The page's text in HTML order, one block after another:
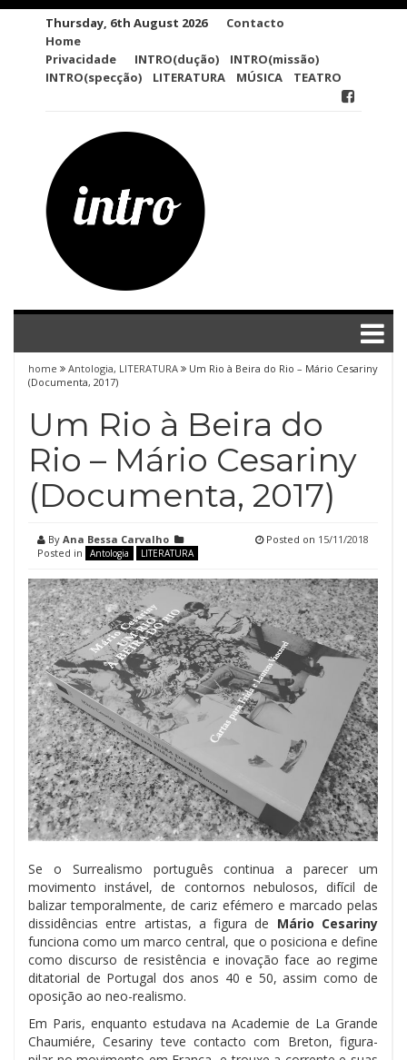
Thursday, 6th August 2026
Contacto
Home
Privacidade
INTRO(dução)
INTRO(missão)
INTRO(specção)
LITERATURA MÚSICA TEATRO
home Antologia, LITERATURA
Um Rio à Beira do Rio – Mário Cesariny
(Documenta, 2017)
Um Rio à Beira do
Rio – Mário Cesariny
(Documenta, 2017)
By Ana Bessa Carvalho
Posted in
Antologia LITERATURA
Posted on 15/11/2018
Se o Surrealismo português continua a parecer um
movimento instável, de contornos nebulosos, difícil de
balizar temporalmente, de cariz efémero e marcado pelas
dissidências entre artistas, a figura de Mário Cesariny
funciona como um marco central, que o posiciona e define
como discurso de resistência e inovação face ao regime
ditatorial de Portugal dos anos 40 e 50, assim como de
oposição ao neo-realismo.
Em Paris, enquanto estudava na Academie de La Grande
Chaumiére, Cesariny teve contacto com Breton, figura-